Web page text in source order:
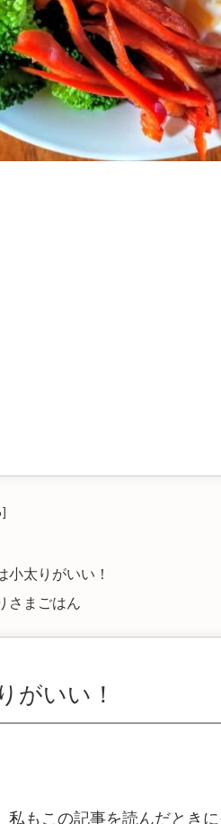
小太りがいい！
さまごはん
がいい！
もこの記事を読んだときに